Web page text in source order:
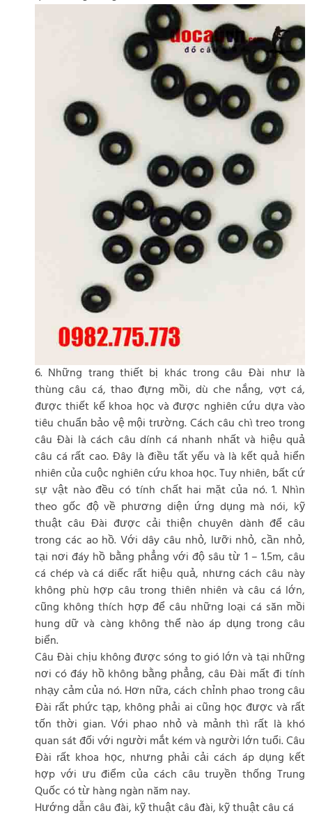
6. Những trang thiết bị khác trong câu Đài như là
thùng câu cá, thao đựng mồi, dù che nắng, vợt cá,
được thiết kế khoa học và được nghiên cứu dựa vào
tiêu chuẩn bảo vệ mội trường. Cách câu chì treo trong
câu Đài là cách câu dính cá nhanh nhất và hiệu quả
câu cá rất cao. Đây là điều tất yếu và là kết quả hiển
nhiên của cuộc nghiên cứu khoa học. Tuy nhiên, bất cứ
sự vật nào đều có tính chất hai mặt của nó. 1. Nhìn
theo gốc độ về phương diện ứng dụng mà nói, kỹ
thuật câu Đài được cải thiện chuyên dành để câu
trong các ao hồ. Với dây câu nhỏ, lưỡi nhỏ, cần nhỏ,
tại nơi đáy hồ bằng phẳng với độ sâu từ 1 – 1.5m, câu
cá chép và cá diếc rất hiệu quả, nhưng cách câu này
không phù hợp câu trong thiên nhiên và câu cá lớn,
cũng không thích hợp để câu những loại cá săn mồi
hung dữ và càng không thể nào áp dụng trong câu
biển.
Câu Đài chịu không được sóng to gió lớn và tại những
nơi có đáy hồ không bằng phẳng, câu Đài mất đi tính
nhạy cảm của nó. Hơn nữa, cách chỉnh phao trong câu
Đài rất phức tạp, không phải ai cũng học được và rất
tốn thời gian. Với phao nhỏ và mảnh thì rất là khó
quan sát đối với người mắt kém và người lớn tuổi. Câu
Đài rất khoa học, nhưng phải cải cách áp dụng kết
hợp với ưu điểm của cách câu truyền thống Trung
Quốc có từ hàng ngàn năm nay.
Hướng dẫn câu đài, kỹ thuật câu đài, kỹ thuật câu cá